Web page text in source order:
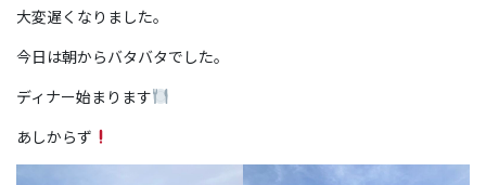
大変遅くなりました。
今日は朝からバタバタでした。
ディナー始まります
あしからず